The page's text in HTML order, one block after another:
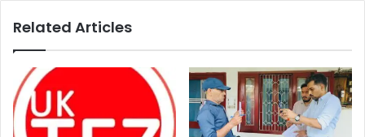
Related Articles